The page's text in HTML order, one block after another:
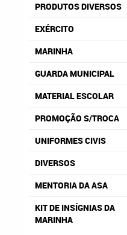
PRODUTOS DIVERSOS
EXÉRCITO
MARINHA
GUARDA MUNICIPAL
MATERIAL ESCOLAR
PROMOÇÃO S/TROCA
UNIFORMES CIVIS
DIVERSOS
MENTORIA DA ASA
KIT DE INSÍGNIAS DA
MARINHA